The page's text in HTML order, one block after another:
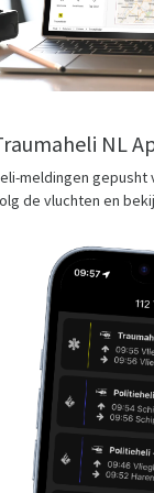
NL
meldingen
de vluchten en